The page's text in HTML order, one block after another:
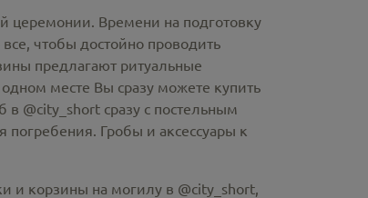
церемонии. Времени на подготовку
чтобы достойно проводить
предлагают ритуальные
месте Вы сразу можете купить
в @city_short сразу с постельным
Гробы и аксессуары к
и корзины на могилу в @city_short,